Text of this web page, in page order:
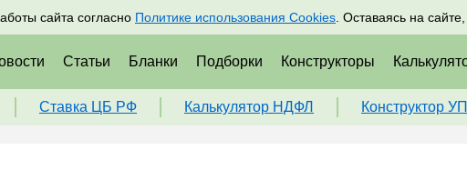
сайта согласно Политике использования Cookies . Оставаясь на
и кадрам Подписаться
Статьи Бланки Подборки Конструкторы
Ставка ЦБ РФ Калькулятор НДФЛ Конструктор